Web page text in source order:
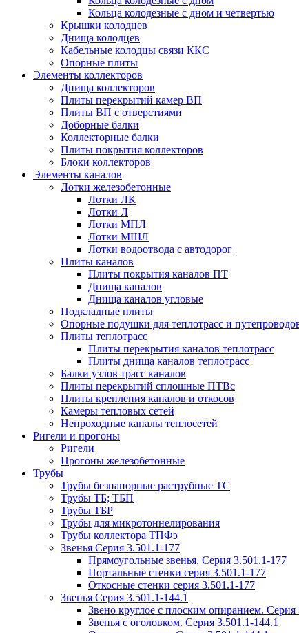
Кольца колодезные с дном и четвертью
Крышки колодцев
Днища колодцев
Кабельные колодцы связи ККС
Опорные плиты
Элементы коллекторов
Днища коллекторов
Плиты перекрытий камер ВП
Плиты ВП с отверстиями
Доборные балки
Коллекторные балки
Плиты покрытия коллекторов
Блоки коллекторов
Элементы каналов
Лотки железобетонные
Лотки ЛК
Лотки Л
Лотки МПЛ
Лотки МШЛ
Лотки водоотвода с автодорог
Плиты каналов
Плиты покрытия каналов ПТ
Днища каналов
Днища каналов угловые
Подкладные плиты
Опорные подушки для теплотрасс и
Плиты теплотрасс
Плиты перекрытия каналов теплотрасс
Плиты днища каналов теплотрасс
Балки узлов трасс каналов
Плиты перекрытий сплошные ПТВс
Плиты крепления каналов и откосов
Камеры тепловых сетей
Непроходные каналы теплосетей
Ригели и прогоны
Ригели
Прогоны железобетонные
Трубы
Трубы безнапорные раструбные ТС
Трубы ТБ; ТБП
Трубы ТБР
Трубы для микротоннелирования
Трубы коллектора ТПФэ
Звенья Серия 3.501.1-177
Прямоугольные звенья. Серия 3.501.1-177
Портальные стенки серия 3.501.1-177
Откосные стенки серия 3.501.1-177
Звенья Серия 3.501.1-144.1
Звено круглое с плоским опиранием. Серия
Звенья с оголовком. Серия 3.501.1-144.1